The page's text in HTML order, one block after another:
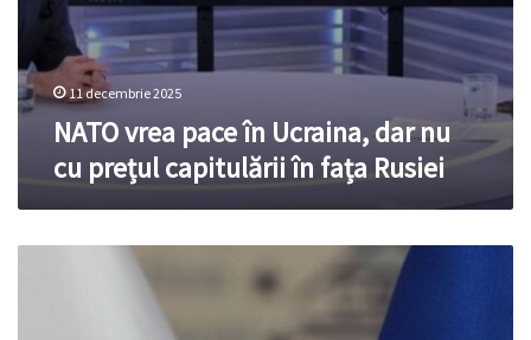
11 decembrie 2025
NATO vrea pace în Ucraina, dar nu
cu prețul capitulării în fața Rusiei